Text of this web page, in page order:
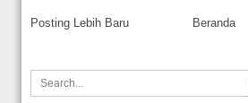
Posting Lebih Baru Beranda